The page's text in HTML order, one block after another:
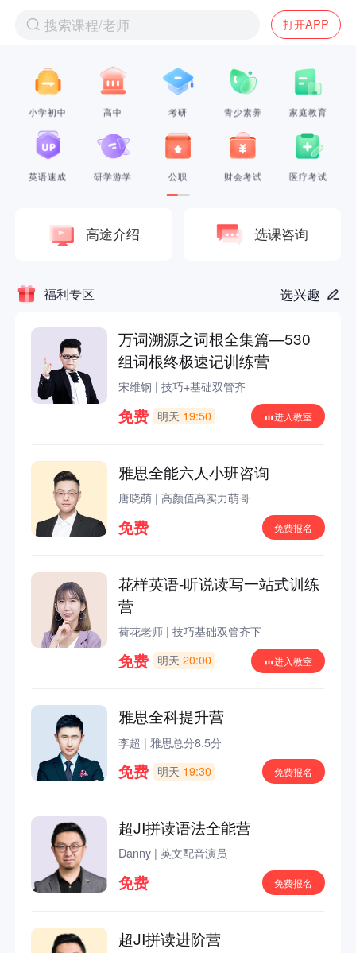
搜索课程/老师 打开APP
小学初中 高中 考研 青少素养 家庭教育
英语速成 研学游学 公职 财会考试 医疗考试
高途介绍 选课咨询
福利专区 选兴趣
万词溯源之词根全集篇—530
组词根终极速记训练营
宋维钢 | 技巧+基础双管齐
免费 明天 19:50 进入教室
雅思全能六人小班咨询
唐晓萌 | 高颜值高实力萌哥
免费 免费报名
花样英语-听说读写一站式训练
营
荷花老师 | 技巧基础双管齐下
免费 明天 20:00 进入教室
雅思全科提升营
李超 | 雅思总分8.5分
免费 明天 19:30 免费报名
超JI拼读语法全能营
Danny | 英文配音演员
免费 免费报名
超JI拼读进阶营